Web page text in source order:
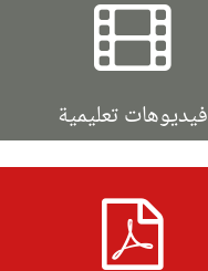
فيديوهات تعليمية